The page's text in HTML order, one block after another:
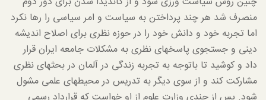
منصرف شد هر چند پرداختن به سیاست و امر سیاسی را رها نکرد
اما تجربه خود و دانش خود را در حوزه نظری برای اصلاح اندیشه
دینی و جستجوی پاسخ­های نظری به مشکلات جامعه ایران قرار
داد و کوشید تا باتوجه به تجربه زندگی در آلمان در بحث­های نظری
مشارکت کند و از سوی دیگر به تدریس در محیط­های علمی مشول